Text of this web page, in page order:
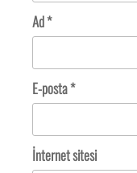
Ad*
E-posta*
İnternet sitesi